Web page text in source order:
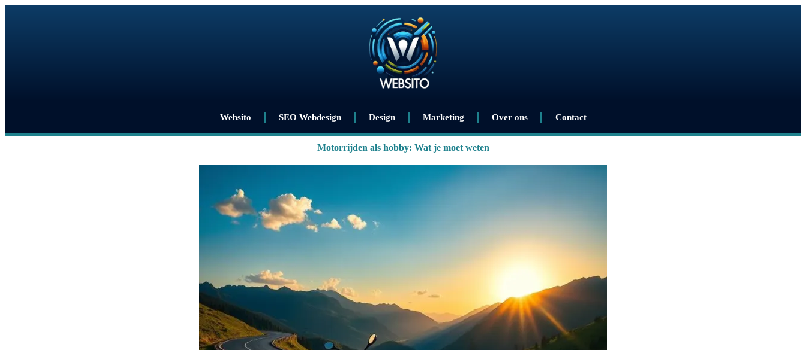
Websito SEO Webdesign Design Marketing Over ons Contact
Motorrijden als hobby: Wat je moet weten